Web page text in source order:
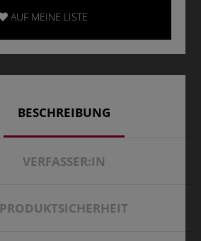
AUF MEINE LISTE
BESCHREIBUNG
VERFASSER:IN
PRODUKTSICHERHEIT